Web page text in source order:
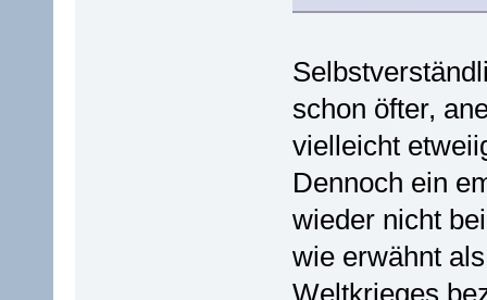
schon öfter,
vielleicht
Dennoch ein
wieder nicht
wie erwähnt